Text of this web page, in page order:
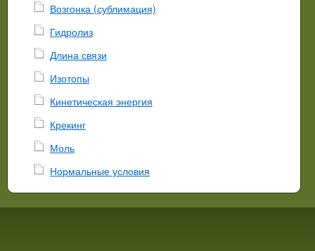
Возгонка (сублимация)
Гидролиз
Длина связи
Изотопы
Кинетическая энергия
Крекинг
Моль
Нормальные условия